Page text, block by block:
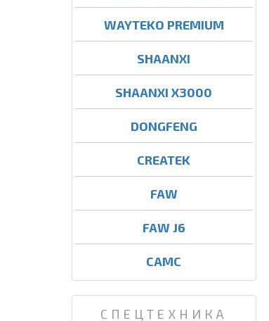
WAYTEKO PREMIUM
SHAANXI
SHAANXI X3000
DONGFENG
CREATEK
FAW
FAW J6
CAMC
СПЕЦТЕХНИКА